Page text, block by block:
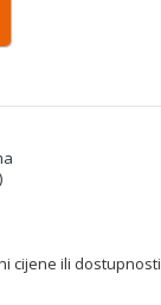
cijene ili dostupnosti